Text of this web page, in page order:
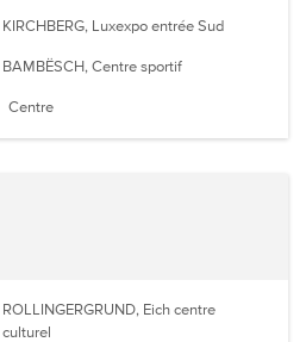
KIRCHBERG, Luxexpo entrée Sud
BAMBËSCH, Centre sportif
Centre
ROLLINGERGRUND, Eich centre
culturel